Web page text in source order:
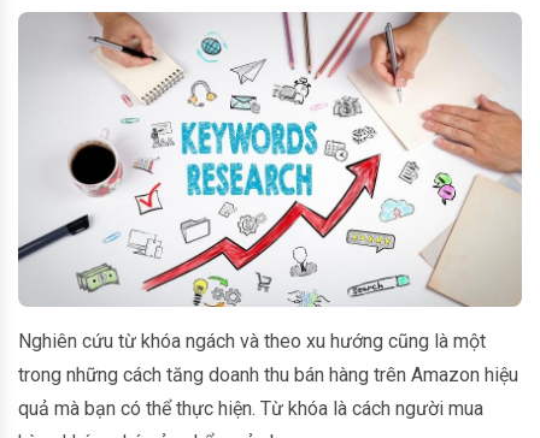
Nghiên cứu từ khóa ngách và theo xu hướng cũng là một
trong những cách tăng doanh thu bán hàng trên Amazon hiệu
quả mà bạn có thể thực hiện. Từ khóa là cách người mua